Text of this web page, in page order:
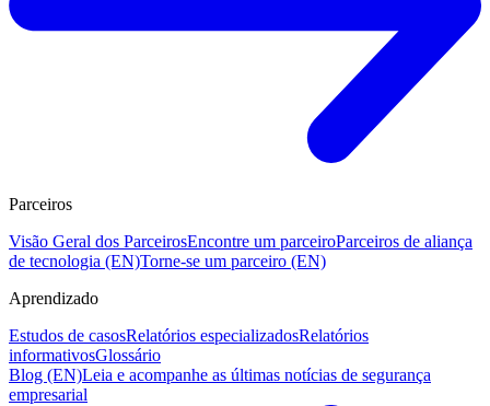
Parceiros
Visão Geral dos ParceirosEncontre um parceiroParceiros de aliança
de tecnologia (EN)Torne-se um parceiro (EN)
Aprendizado
Estudos de casosRelatórios especializadosRelatórios
informativosGlossário
Blog (EN)Leia e acompanhe as últimas notícias de segurança
empresarial